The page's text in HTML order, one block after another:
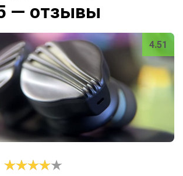
— отзывы
4.51